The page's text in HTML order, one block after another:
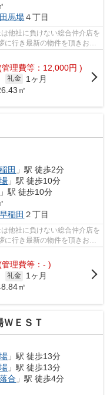
馬場４丁目
他社に負けない総合仲介店を
に行き最新の物件を頂きお客
管理費等：12,000円 )
礼金
1ヶ月
㎡
田 」駅 徒歩2分
」駅 徒歩10分
」駅 徒歩10分
稲田 ２丁目
他社に負けない総合仲介店を
行き最新の物件を頂きお客
管理費等：- )
礼金
1ヶ月
㎡
ＷＥＳＴ
」駅 徒歩13分
」駅 徒歩13分
合 」駅 徒歩4分